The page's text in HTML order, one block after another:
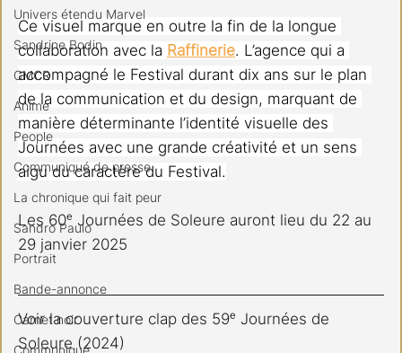
Univers étendu Marvel
Sandrine Bodin
CMCR
Anime
People
Communiqué de presse
La chronique qui fait peur
Sandro Paulo
Portrait
Bande-annonce
Carnet noir
Communiqué
Ce visuel marque en outre la fin de la longue
collaboration avec la Raffinerie. L’agence qui a
accompagné le Festival durant dix ans sur le plan
de la communication et du design, marquant de
manière déterminante l’identité visuelle des
Journées avec une grande créativité et un sens
aigu du caractère du Festival.
Les 60ᵉ Journées de Soleure auront lieu du 22 au
29 janvier 2025
Voir la couverture clap des 59ᵉ Journées de
Soleure (2024)